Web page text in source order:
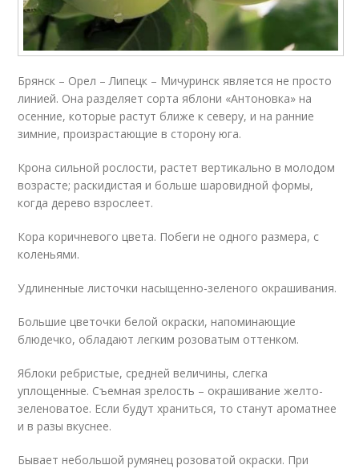
Брянск – Орел – Липецк – Мичуринск является не просто
линией. Она разделяет сорта яблони «Антоновка» на
осенние, которые растут ближе к северу, и на ранние
зимние, произрастающие в сторону юга.
Крона сильной рослости, растет вертикально в молодом
возрасте; раскидистая и больше шаровидной формы,
когда дерево взрослеет.
Кора коричневого цвета. Побеги не одного размера, с
коленьями.
Удлиненные листочки насыщенно-зеленого окрашивания.
Большие цветочки белой окраски, напоминающие
блюдечко, обладают легким розоватым оттенком.
Яблоки ребристые, средней величины, слегка
уплощенные. Съемная зрелость – окрашивание желто-
зеленоватое. Если будут храниться, то станут ароматнее
и в разы вкуснее.
Бывает небольшой румянец розоватой окраски. При